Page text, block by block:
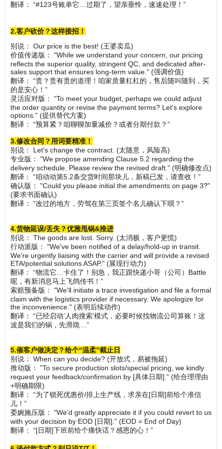
翻译： “#123号账单它…过期了，望亲垂怜，速速处理！”
2.客户砍价？这样接招！
别说： Our price is the best! (王婆卖瓜)
价值传递版： "While we understand your concern, our pricing
reflects the superior quality, stringent QC, and dedicated after-
sales support that ensures long-term value." (强调价值)
翻译： “贵？贵有贵的道理！咱家质量杠杠的，售后随叫随到，买
的是安心！”
灵活应对版： "To meet your budget, perhaps we could adjust
the order quantity or revise the payment terms? Let's explore
options." (提供替代方案)
翻译： “预算紧？咱聊聊加量减价？或者分期付款？”
3.修改合同？用词要精准！
别说： Let's change the contract. (太随意，风险高)
专业版： "We propose amending Clause 5.2 regarding the
delivery schedule. Please review the revised draft." (明确修改点)
翻译： “咱动动第5.2条交货时间那块儿，新稿已发，请查收！”
确认版： "Could you please initial the amendments on page 3?"
(要求书面确认)
翻译： “改过的地方，劳驾在第三页签个名儿确认下呗？”
4.货物延误/丢失？优雅甩锅&推进
别说： The goods are lost. Sorry. (太消极，客户更慌)
行动派版： "We've been notified of a delay/hold-up in transit.
We're urgently liaising with the carrier and will provide a revised
ETA/potential solutions ASAP." (展现行动力)
翻译： “物流它…卡住了！别急，我正跟快递小哥（公司）Battle
呢，有新消息马上飞鸽传书！”
索赔预备版： "We'll initiate a trace investigation and file a formal
claim with the logistics provider if necessary. We apologize for
the inconvenience." (表明后续动作)
翻译： “已经启动‘人肉搜索’模式，必要时候找物流公司算账！这
波是我们的锅，先滑跪…”
5.催客户做决定？给个“温柔”截止日
别说： When can you decide? (开放式，易被拖延)
推动版： "To secure production slots/special pricing, we kindly
request your feedback/confirmation by [具体日期]." (给合理理由
+明确期限)
翻译： “为了锁死优惠价/排上生产线，求亲在[日期]前给个准信
儿！”
委婉施压版： "We’d greatly appreciate it if you could revert to us
with your decision by EOD [日期]." (EOD = End of Day)
翻译： “[日期]下班前给个痛快话？感恩的心！”